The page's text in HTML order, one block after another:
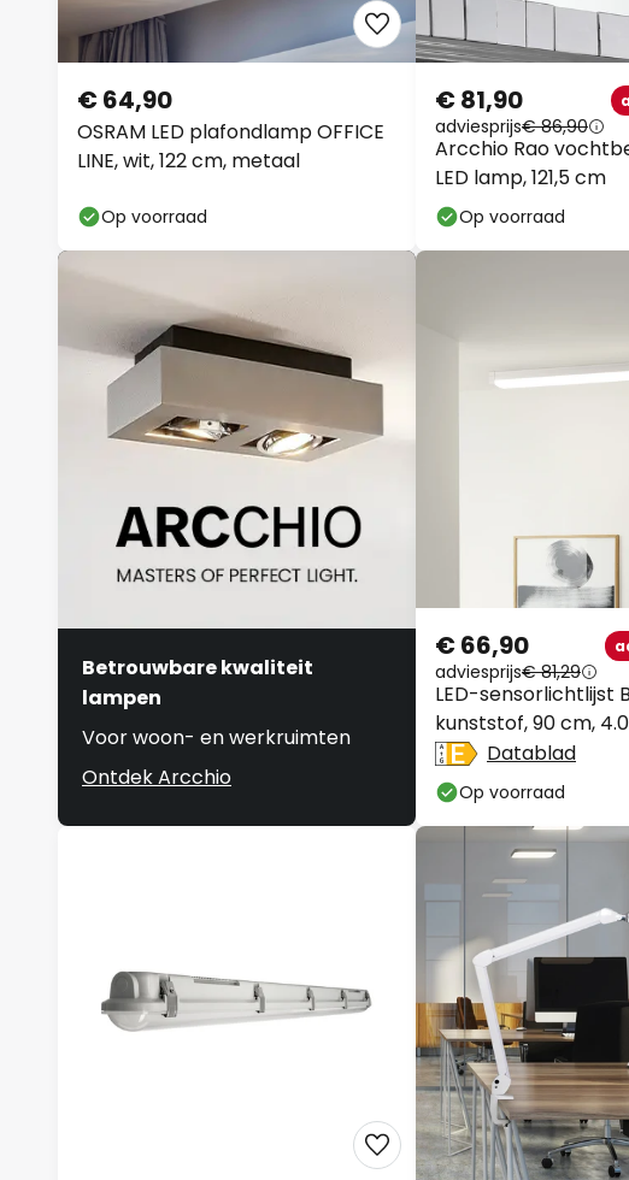
OSRAM LED plafondlamp OFFICE
LINE, wit, 122 cm, metaal
€ 64,90
Op voorraad
Arcchio Rao
LED lamp, 121,5 cm
€ 81,90
adviesprijs€ 86,90
Op voorraad
Betrouwbare kwaliteit
lampen
Voor woon- en werkruimten
Ontdek Arcchio
LED-sensorlichtlijst
kunststof, 90 cm,
€ 66,90
adviesprijs€ 81,29
Datablad
Op voorraad